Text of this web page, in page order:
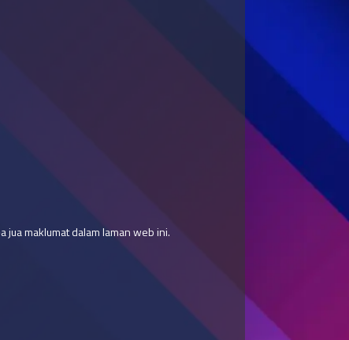
jua maklumat dalam laman web ini.